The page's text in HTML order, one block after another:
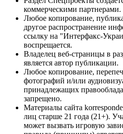
коммерческими партнерами.
Любое копирование,
другое распространение
ссылку на "Интерфакс-
воспрещается.
Владелец веб-страницы в
является автор публикации.
Любое копирование,
фотографий и/или
принадлежащих
запрещено.
Материалы сайта
лиц старше 21 года (21+).
может вызвать игровую